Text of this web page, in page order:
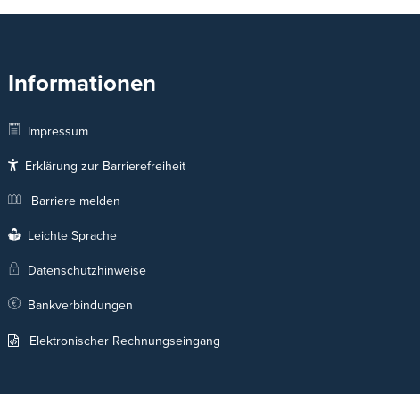
Informationen
Impressum
Erklärung zur Barrierefreiheit
Barriere melden
Leichte Sprache
Datenschutzhinweise
Bankverbindungen
Elektronischer Rechnungseingang